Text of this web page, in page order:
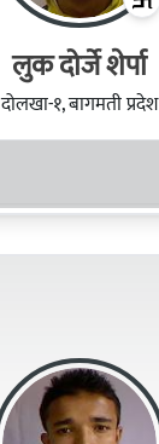
लुक दोर्जे शेर्पा
दोलखा-१, बागमती प्रदेश